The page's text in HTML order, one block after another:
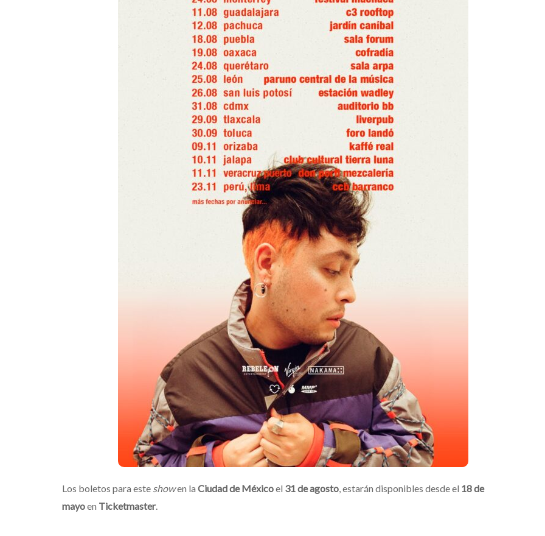
Los boletos para este showen la Ciudad de Méxicoel 31 de agosto,estarán disponibles desde el 18 de
mayoen Ticketmaster.